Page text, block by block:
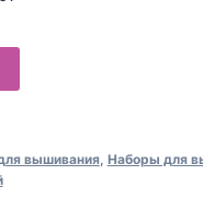
вышивания, Наборы для